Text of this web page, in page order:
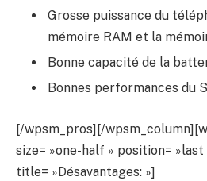
Grosse puissance du
mémoire RAM et la
Bonne capacité de la
Bonnes performances du
[/wpsm_pros][/
size= »one-half » position=
title= »Désavantages: »]